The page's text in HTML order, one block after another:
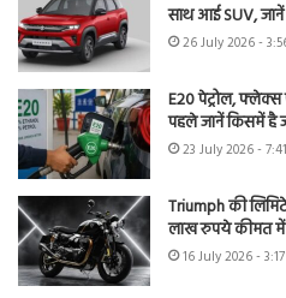
साथ आई SUV,
26 July 2026 -
E20 पेट्रोल,
पहले जानें किसमें है
23 July 2026 -
Triumph की
लाख रुपये कीमत में
16 July 2026 -